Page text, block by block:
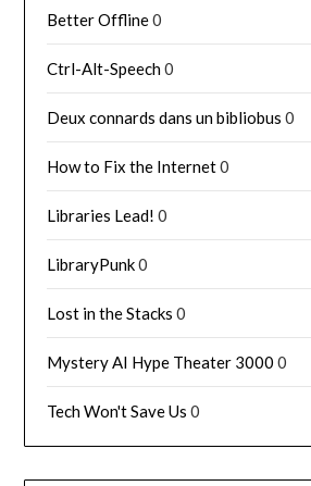
Better Offline0
Ctrl-Alt-Speech0
Deux connards dans un bibliobus 0
How to Fix the Internet0
Libraries Lead! 0
LibraryPunk0
Lost in the Stacks 0
Mystery AI Hype Theater 3000 0
Tech Won't Save Us 0